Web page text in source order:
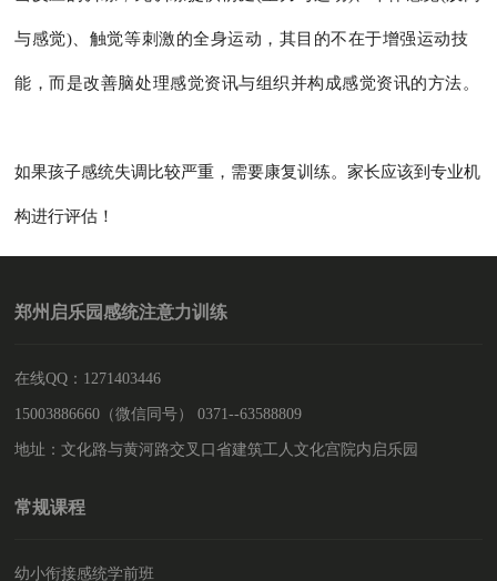
与感觉)、触觉等刺激的全身运动，其目的不在于增强运动技
能，而是改善脑处理感觉资讯与组织并构成感觉资讯的方法。
如果孩子感统失调比较严重，需要康复训练。家长应该到专业机
构进行评估！
郑州启乐园感统注意力训练
在线QQ：1271403446
15003886660（微信同号） 0371--63588809
地址：文化路与黄河路交叉口省建筑工人文化宫院内启乐园
常规课程
幼小衔接感统学前班